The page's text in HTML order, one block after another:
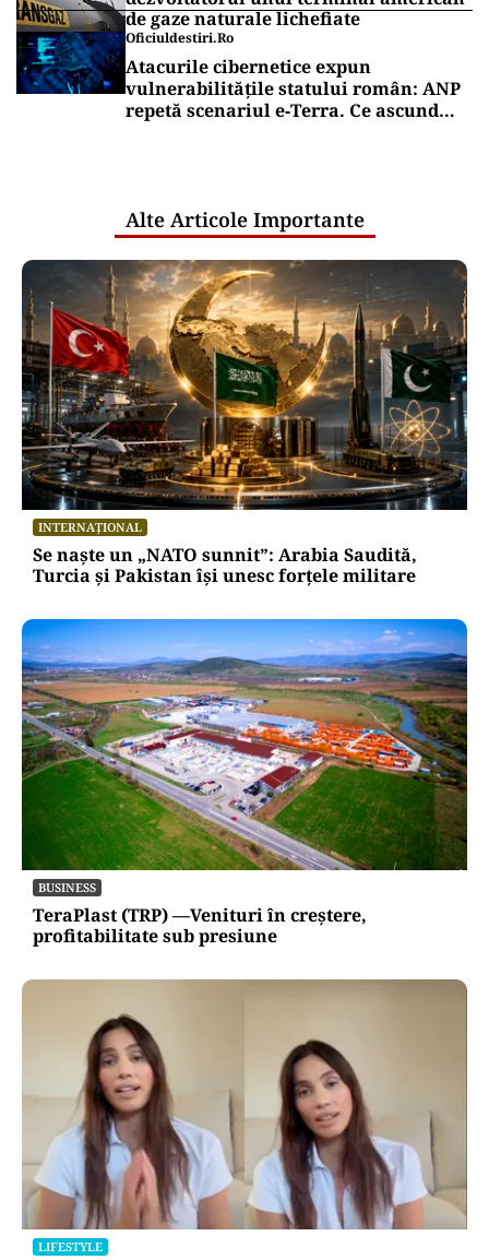
de gaze naturale lichefiate
Oficiuldestiri.ro
Atacurile cibernetice expun
vulnerabilitățile statului român: ANP
repetă scenariul e‑Terra. Ce ascund
Alte Articole Importante
INTERNAȚIONAL
Se naște un „NATO sunnit”: Arabia Saudită,
Turcia și Pakistan își unesc forțele militare
BUSINESS
TeraPlast (TRP) —Venituri în creștere,
profitabilitate sub presiune
LIFESTYLE